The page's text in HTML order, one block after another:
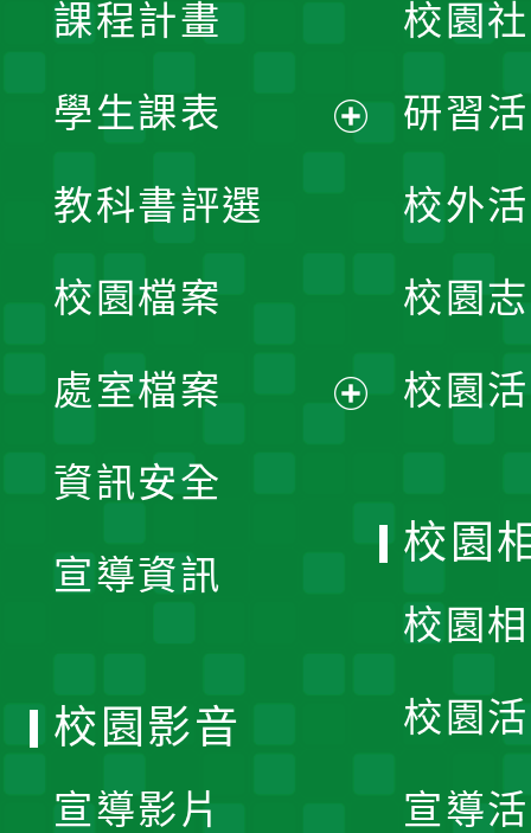
課程計畫
學生課表
單
教科書評選
校園檔案
處室檔案
資訊安全
宣導資訊
校園
研習
校外
校園
校園
校園
校園
校園
宣導
校園影音
宣導影片